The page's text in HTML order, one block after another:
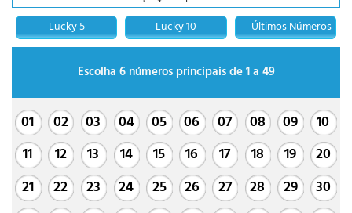
Lucky 5
Lucky 10 Últimos Números
Escolha 6 números principais de 1 a 49
01 02 03 04 05 06 07 08 09
10
11
12 13 14 15 16 17 18 19
20
21
22 23 24 25 26 27 28 29
30